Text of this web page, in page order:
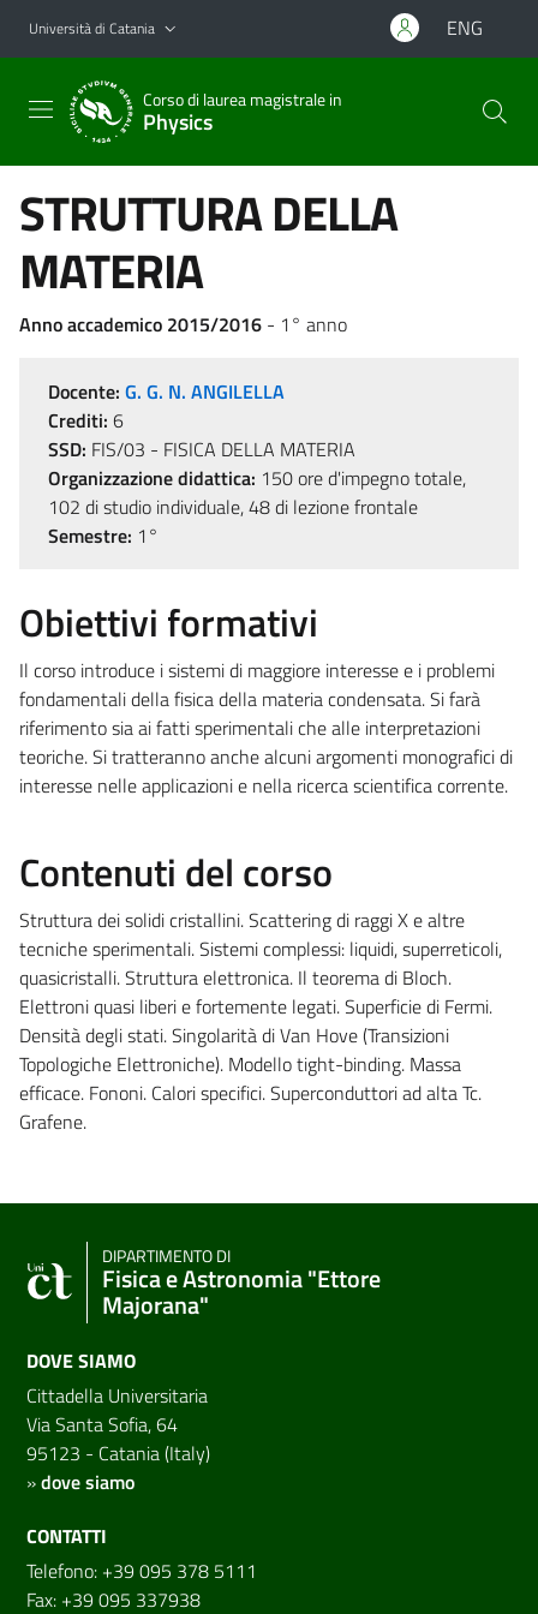
Vai al contenuto principale
Vai al menu di navigazione
Università di Catania ENG
Corso di laurea magistrale in
Physics
STRUTTURA DELLA
MATERIA
Anno accademico 2015/2016 - 1° anno
Docente: G. G. N. ANGILELLA
Crediti: 6
SSD: FIS/03 - FISICA DELLA MATERIA
Organizzazione didattica: 150 ore d'impegno totale,
102 di studio individuale, 48 di lezione frontale
Semestre: 1°
Obiettivi formativi
Il corso introduce i sistemi di maggiore interesse e i problemi
fondamentali della fisica della materia condensata. Si farà
riferimento sia ai fatti sperimentali che alle interpretazioni
teoriche. Si tratteranno anche alcuni argomenti monografici di
interesse nelle applicazioni e nella ricerca scientifica corrente.
Contenuti del corso
Struttura dei solidi cristallini. Scattering di raggi X e altre
tecniche sperimentali. Sistemi complessi: liquidi, superreticoli,
quasicristalli. Struttura elettronica. Il teorema di Bloch.
Elettroni quasi liberi e fortemente legati. Superficie di Fermi.
Densità degli stati. Singolarità di Van Hove (Transizioni
Topologiche Elettroniche). Modello tight-binding. Massa
efficace. Fononi. Calori specifici. Superconduttori ad alta Tc.
Grafene.
DIPARTIMENTO DI
Fisica e Astronomia "Ettore
Majorana"
DOVE SIAMO
Cittadella Universitaria
Via Santa Sofia, 64
95123 - Catania (Italy)
»dove siamo
CONTATTI
Telefono: +39 095 378 5111
Fax: +39 095 337938